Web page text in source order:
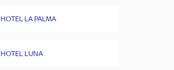
HOTEL LA PALMA
HOTEL LUNA